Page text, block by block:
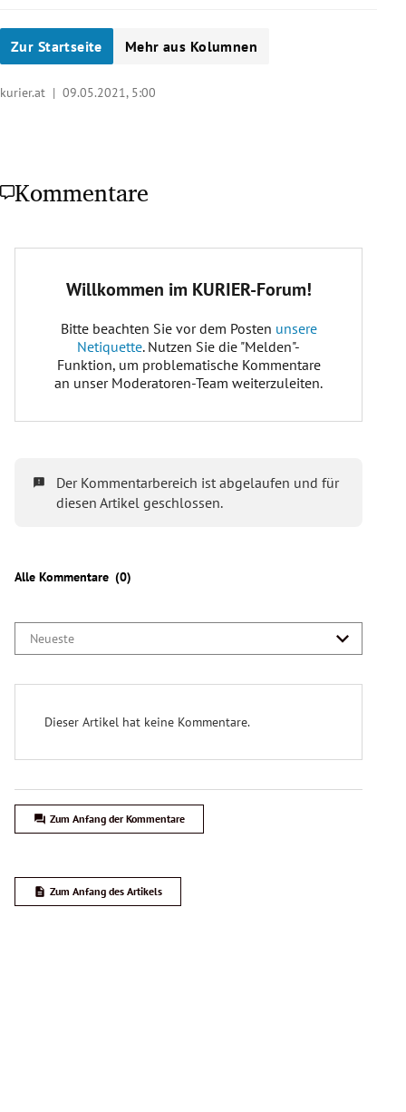
Zur Startseite Mehr aus Kolumnen
kurier.at | 09.05.2021, 5:00
Kommentare